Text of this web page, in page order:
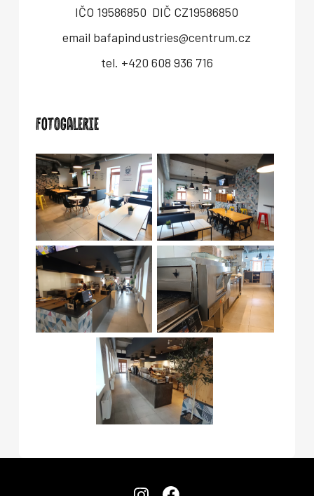
IČO 19586850 DIČ CZ19586850
email bafapindustries@centrum.cz
tel. +420 608 936 716
FOTOGALERIE